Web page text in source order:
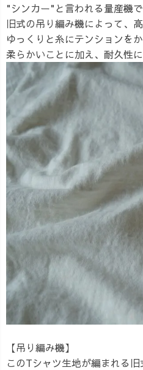
"シンカー"と言われる量産機
旧式の吊り編み機によって、
ゆっくりと糸にテンションを
柔らかいことに加え、耐久性
【吊り編み機】
このTシャツ生地が編まれる旧